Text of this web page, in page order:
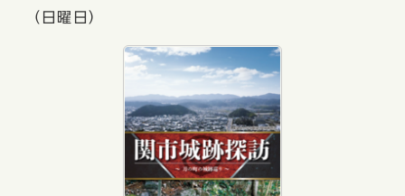
（日曜日）